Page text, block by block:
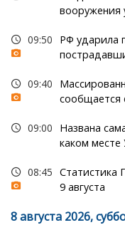
вооружения
09:50
РФ ударила
09:40
сообщается
09:00
Названа
каком месте
08:45 Статистика
9 августа
8 августа 2026,